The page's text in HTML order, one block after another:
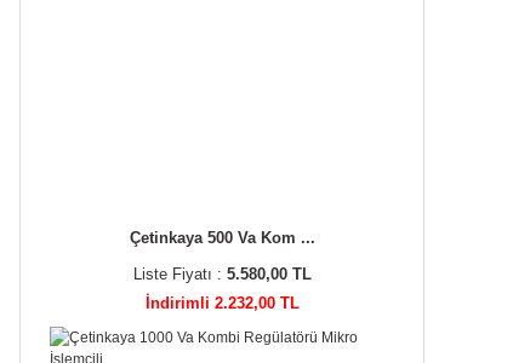
Çetinkaya 500 Va Kom ...
Liste Fiyatı : 5.580,00 TL
İndirimli 2.232,00 TL